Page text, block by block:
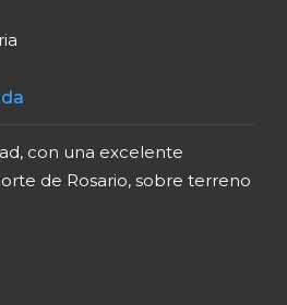
con una excelente
de Rosario, sobre terreno